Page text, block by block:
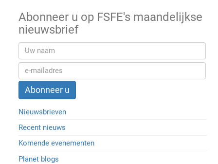
Abonneer u op FSFE's maandelijkse
nieuwsbrief
Nieuwsbrieven
Recent nieuws
Komende evenementen
Planet blogs